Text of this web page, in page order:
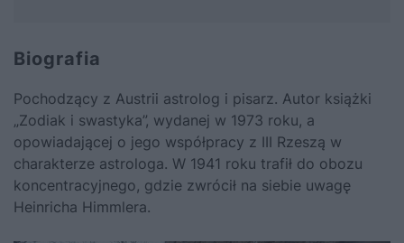
Biografia
Pochodzący z Austrii astrolog i pisarz. Autor książki
„Zodiak i swastyka”, wydanej w 1973 roku, a
opowiadającej o jego współpracy z III Rzeszą w
charakterze astrologa. W 1941 roku trafił do obozu
koncentracyjnego, gdzie zwrócił na siebie uwagę
Heinricha Himmlera.